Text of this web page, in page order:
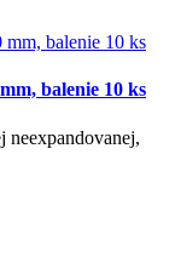
balenie 10 ks
neexpandovanej,